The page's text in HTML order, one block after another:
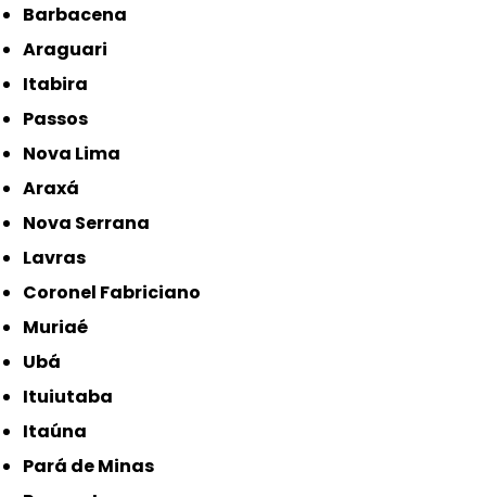
Barbacena
Araguari
Itabira
Passos
Nova Lima
Araxá
Nova Serrana
Lavras
Coronel Fabriciano
Muriaé
Ubá
Ituiutaba
Itaúna
Pará de Minas